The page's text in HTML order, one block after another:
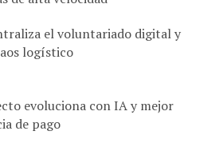
el voluntariado digital y
logístico
evoluciona con IA y mejor
de pago